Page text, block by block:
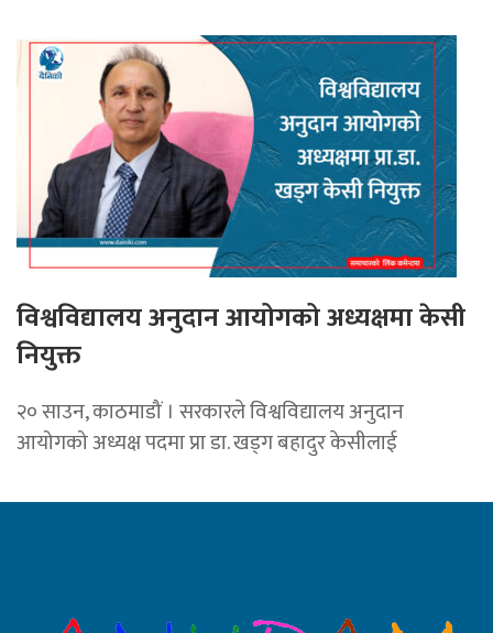
विश्वविद्यालय अनुदान आयोगको अध्यक्षमा केसी
नियुक्त
२० साउन, काठमाडौं । सरकारले विश्वविद्यालय अनुदान
आयोगको अध्यक्ष पदमा प्रा डा. खड्ग बहादुर केसीलाई